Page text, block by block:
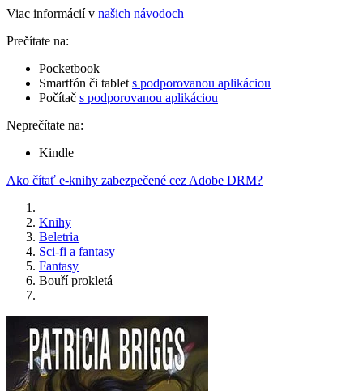
Viac informácií v našich návodoch
Prečítate na:
Pocketbook
Smartfón či tablet s podporovanou aplikáciou
Počítač s podporovanou aplikáciou
Neprečítate na:
Kindle
Ako čítať e-knihy zabezpečené cez Adobe DRM?
Knihy
Beletria
Sci-fi a fantasy
Fantasy
Bouří prokletá